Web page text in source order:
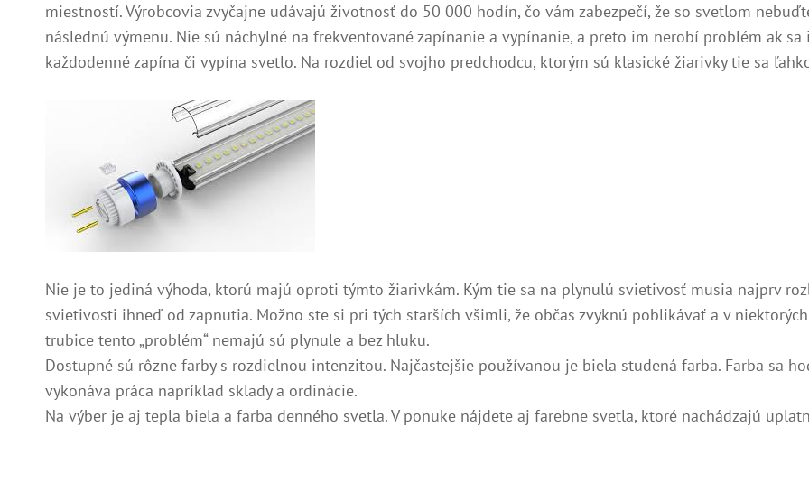
miestností. Výrobcovia zvyčajne udávajú životnosť do 50 000 hodín, čo vám zabezpečí, že so svetlom
následnú výmenu. Nie sú náchylné na frekventované zapínanie a vypínanie, a preto im nerobí problém ak
každodenné zapína či vypína svetlo. Na rozdiel od svojho predchodcu, ktorým sú klasické žiarivky tie sa
Nie je to jediná výhoda, ktorú majú oproti týmto žiarivkám. Kým tie sa na plynulú svietivosť musia najprv
svietivosti ihneď od zapnutia. Možno ste si pri tých starších všimli, že občas zvyknú poblikávať a v
trubice tento „problém“ nemajú sú plynule a bez hluku.
Dostupné sú rôzne farby s rozdielnou intenzitou. Najčastejšie používanou je biela studená farba. Farba sa
vykonáva práca napríklad sklady a ordinácie.
Na výber je aj tepla biela a farba denného svetla. V ponuke nájdete aj farebne svetla, ktoré nachádzajú